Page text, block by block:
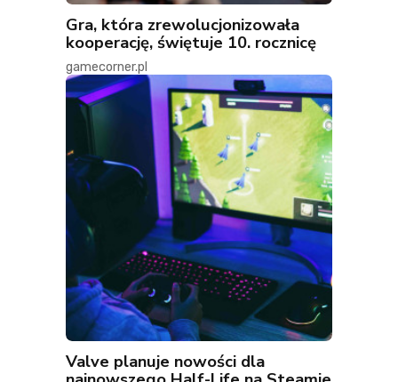
Gra, która zrewolucjonizowała
kooperację, świętuje 10. rocznicę
gamecorner.pl
Valve planuje nowości dla